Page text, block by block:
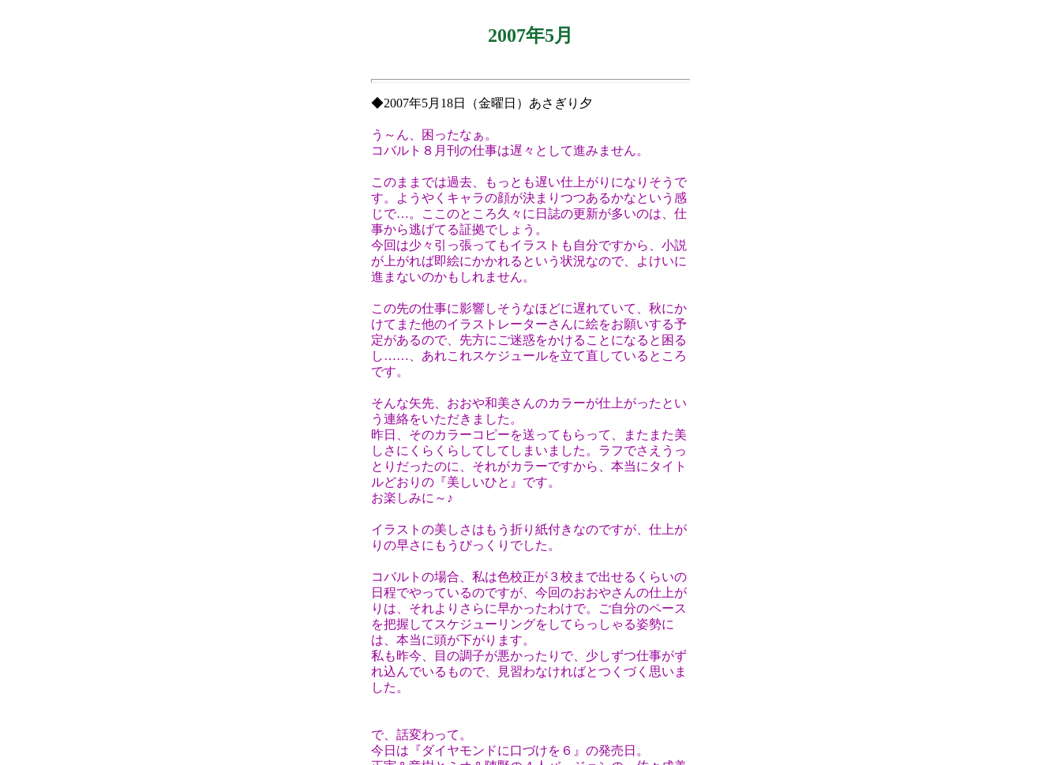
2007年5月
◆2007年5月18日（金曜日）あさぎり夕
う～ん、困ったなぁ。
コバルト８月刊の仕事は遅々として進みません。
このままでは過去、もっとも遅い仕上がりになりそうで
す。ようやくキャラの顔が決まりつつあるかなという感
じで…。ここのところ久々に日誌の更新が多いのは、仕
事から逃げてる証拠でしょう。
今回は少々引っ張ってもイラストも自分ですから、小説
が上がれば即絵にかかれるという状況なので、よけいに
進まないのかもしれません。
この先の仕事に影響しそうなほどに遅れていて、秋にか
けてまた他のイラストレーターさんに絵をお願いする予
定があるので、先方にご迷惑をかけることになると困る
し……、あれこれスケジュールを立て直しているところ
です。
そんな矢先、おおや和美さんのカラーが仕上がったとい
う連絡をいただきました。
昨日、そのカラーコピーを送ってもらって、またまた美
しさにくらくらしてしてしまいました。ラフでさえうっ
とりだったのに、それがカラーですから、本当にタイト
ルどおりの『美しいひと』です。
お楽しみに～♪
イラストの美しさはもう折り紙付きなのですが、仕上が
りの早さにもうびっくりでした。
コバルトの場合、私は色校正が３校まで出せるくらいの
日程でやっているのですが、今回のおおやさんの仕上が
りは、それよりさらに早かったわけで。ご自分のペース
を把握してスケジューリングをしてらっしゃる姿勢に
は、本当に頭が下がります。
私も昨今、目の調子が悪かったりで、少しずつ仕事がず
れ込んでいるもので、見習わなければとつくづく思いま
した。
で、話変わって。
今日は『ダイヤモンドに口づけを６』の発売日。